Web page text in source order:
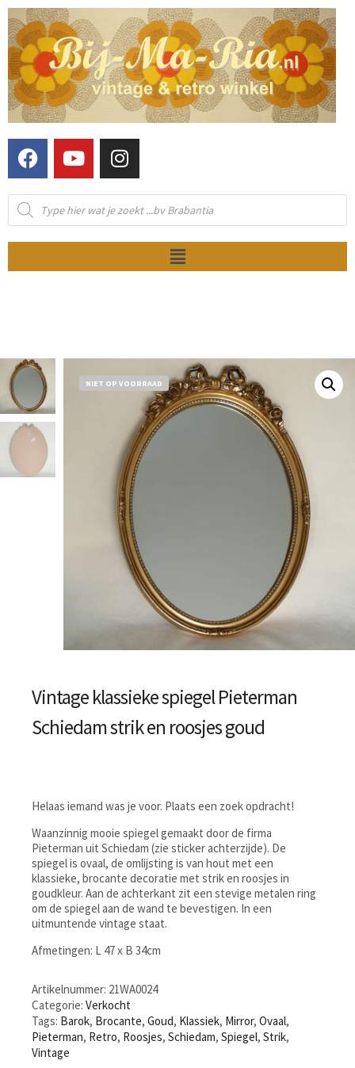
NIET OP VOORRAAD
Vintage klassieke spiegel Pieterman
Schiedam strik en roosjes goud
Helaas iemand was je voor. Plaats een zoek opdracht!
Waanzinnig mooie spiegel gemaakt door de firma
Pieterman uit Schiedam (zie sticker achterzijde). De
spiegel is ovaal, de omlijsting is van hout met een
klassieke, brocante decoratie met strik en roosjes in
goudkleur. Aan de achterkant zit een stevige metalen ring
om de spiegel aan de wand te bevestigen. In een
uitmuntende vintage staat.
Afmetingen: L 47 x B 34cm
Artikelnummer: 21WA0024
Categorie: Verkocht
Tags: Barok, Brocante, Goud, Klassiek, Mirror, Ovaal,
Pieterman, Retro, Roosjes, Schiedam, Spiegel, Strik,
Vintage